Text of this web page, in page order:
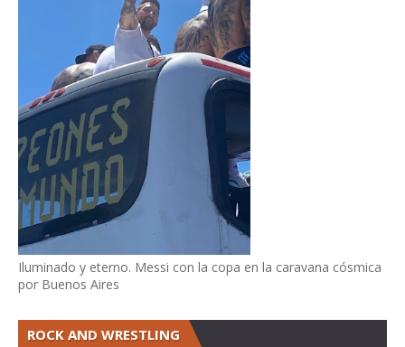
Iluminado y eterno. Messi con la copa en la caravana cósmica
por Buenos Aires
ROCK AND WRESTLING